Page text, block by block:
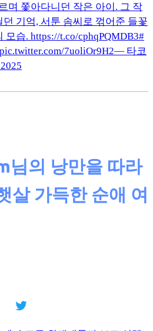
며 쫓아다니던 작은 아이. 그 작
기억, 서툰 솜씨로 꺾어준 들꽃
모습. https://t.co/cphqPQMDB3#
7uoliOr9H2— 타코
님의 낭만을 따라
살 가득한 순애 여